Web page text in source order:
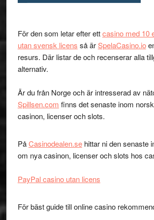
För den som letar efter ettcasino med 10
utan svensk licens så ärSpelaCasino.io
resurs. Där listar de och recenserar alla
alternativ.
Är du från Norge och är intresserad av
Spillsen.com finns det senaste inom
casinon, licenser och slots.
PåCasinodealen.sehittar ni den senaste
om nya casinon, licenser och slots hos
PayPal casino utan licens
För bäst guide till online casino